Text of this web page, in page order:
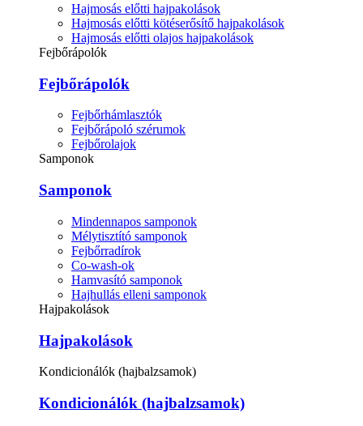
Hajmosás előtti hajpakolások
Hajmosás előtti kötéserősítő hajpakolások
Hajmosás előtti olajos hajpakolások
Fejbőrápolók
Fejbőrápolók
Fejbőrhámlasztók
Fejbőrápoló szérumok
Fejbőrolajok
Samponok
Samponok
Mindennapos samponok
Mélytisztító samponok
Fejbőrradírok
Co-wash-ok
Hamvasító samponok
Hajhullás elleni samponok
Hajpakolások
Hajpakolások
Kondicionálók (hajbalzsamok)
Kondicionálók (hajbalzsamok)